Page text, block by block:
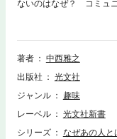
ないのはなぜ？ コミュ
著者
中西雅之
出版社
光文社
ジャンル
趣味
レーベル
光文社新書
シリーズ
なぜあの人と